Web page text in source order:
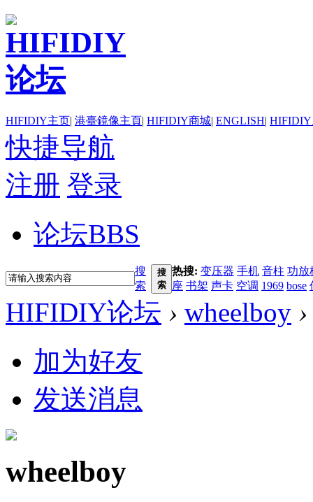
HIFIDIY主页| 港臺鏡像主頁| HIFIDIY商城| ENGLISH|
快捷导航
注册 登录
论坛BBS
搜
索
搜
索
热搜: 变压器 手机 音柱 功放
座 书架 声卡 空调 1969 bose
HIFIDIY论坛 › wheelboy ›
加为好友
发送消息
wheelboy